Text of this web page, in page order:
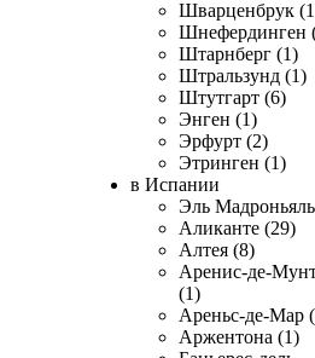
Шварценбрук
Шнефердинген
Штарнберг (1)
Штральзунд (1)
Штутгарт (6)
Энген (1)
Эрфурт (2)
Этринген (1)
в Испании
Эль
Аликанте (29)
Алтея (8)
Аренис-де-
(1)
Ареньс-де-Мар
Аржентона (1)